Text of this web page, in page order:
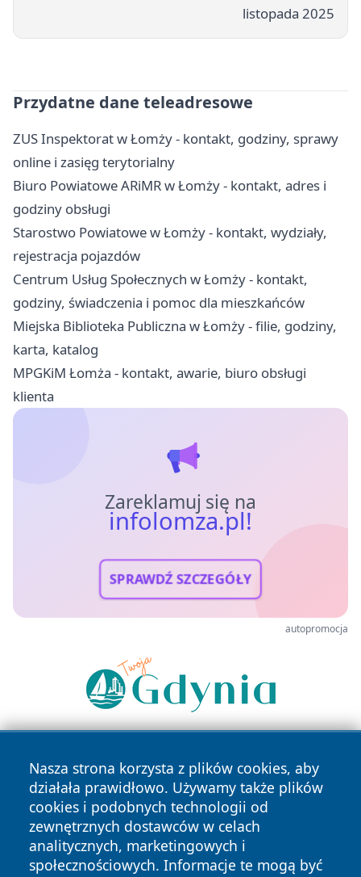
listopada 2025
Przydatne dane teleadresowe
ZUS Inspektorat w Łomży - kontakt, godziny, sprawy
online i zasięg terytorialny
Biuro Powiatowe ARiMR w Łomży - kontakt, adres i
godziny obsługi
Starostwo Powiatowe w Łomży - kontakt, wydziały,
rejestracja pojazdów
Centrum Usług Społecznych w Łomży - kontakt,
godziny, świadczenia i pomoc dla mieszkańców
Miejska Biblioteka Publiczna w Łomży - filie, godziny,
karta, katalog
MPGKiM Łomża - kontakt, awarie, biuro obsługi
klienta
Zareklamuj się na
infolomza.pl!
SPRAWDŹ SZCZEGÓŁY
autopromocja
Nasza strona korzysta z plików cookies, aby
działała prawidłowo. Używamy także plików
cookies i podobnych technologii od
zewnętrznych dostawców w celach
analitycznych, marketingowych i
społecznościowych. Informacje te mogą być
Copyright © 2026 infolomza.pl Wszystkie prawa zastrzeżone.